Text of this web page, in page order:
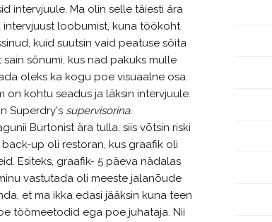
intervjuule. Ma olin selle täiesti ära
loobumist, kuna töökoht
kuid suutsin vaid peatuse sõita
sõnumi, kus nad pakuks mulle
oleks ka kogu poe visuaalne osa.
on kohtu seadus ja läksin intervjuule.
Superdry's supervisorina.
Burtonist ära tulla, siis võtsin riski
up oli restoran, kus graafik oli
Esiteks, graafik- 5 päeva nädalas
vastutada oli meeste jalanõude
et ma ikka edasi jääksin kuna teen
töömeetodid ega poe juhataja. Nii